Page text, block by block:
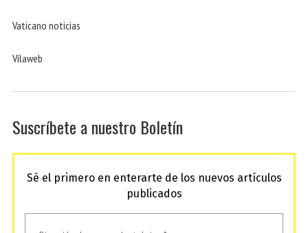
Vaticano noticias
Vilaweb
Suscríbete a nuestro Boletín
Sé el primero en enterarte de los nuevos artículos
publicados